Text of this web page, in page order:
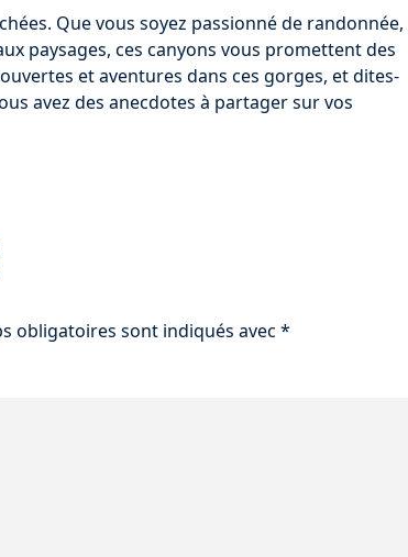
Que vous soyez passionné de randonnée,
paysages, ces canyons vous promettent des
et aventures dans ces gorges, et dites-
avez des anecdotes à partager sur vos
obligatoires sont indiqués avec *